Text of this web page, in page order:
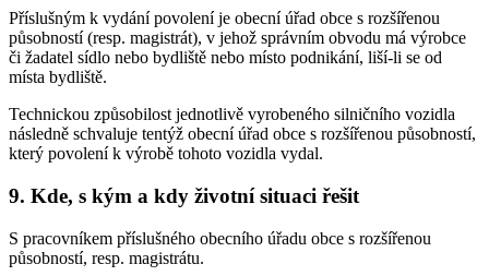
Příslušným k vydání povolení je obecní úřad obce s rozšířenou
působností (resp. magistrát), v jehož správním obvodu má výrobce
či žadatel sídlo nebo bydliště nebo místo podnikání, liší-li se od
místa bydliště.
Technickou způsobilost jednotlivě vyrobeného silničního vozidla
následně schvaluje tentýž obecní úřad obce s rozšířenou působností,
který povolení k výrobě tohoto vozidla vydal.
9. Kde, s kým a kdy životní situaci řešit
S pracovníkem příslušného obecního úřadu obce s rozšířenou
působností, resp. magistrátu.